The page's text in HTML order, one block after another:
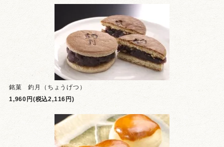
銘菓 釣月（ちょうげつ）
1,960円(税込2,116円)